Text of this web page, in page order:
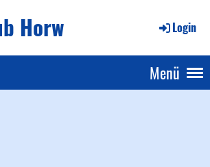
Horw Login
Menü